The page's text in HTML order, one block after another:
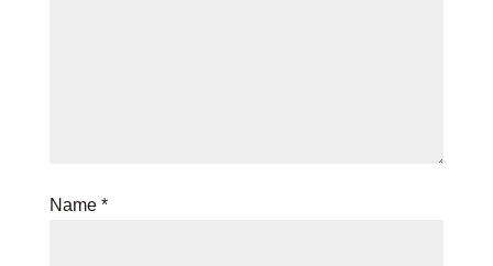
Name *